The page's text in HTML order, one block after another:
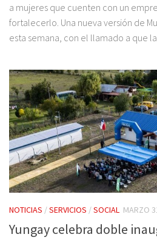
a mujeres que cuenten con un
fortalecerlo. Una nueva versión de
esta semana, con el llamado a que
NOTICIAS /SERVICIOS /SOCIAL MARZO
Yungay celebra doble